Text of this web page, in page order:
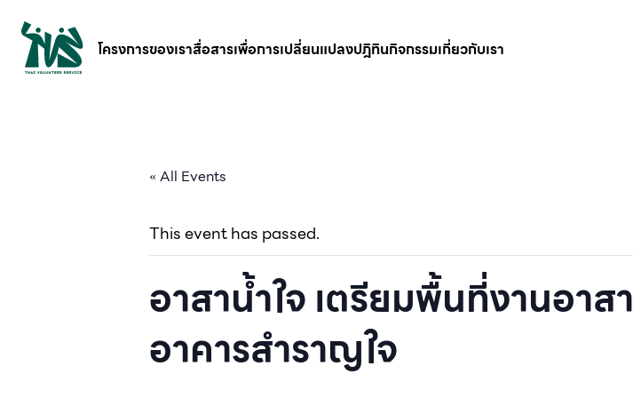
โครงการของเราสื่อสารเพื่อการเปลี่ยนแปลงปฎิทินกิจกรรมเกี่ยวกับเรา
« All Events
This event has passed.
อาสาน้ำใจ เตรียมพื้นที่งานอาสา
อาคารสำราญใจ